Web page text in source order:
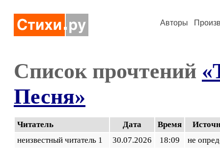
Авторы
Список прочтений
Песня»
Читатель Дата Время
неизвестный читатель 1
30.07.2026 18:09 не